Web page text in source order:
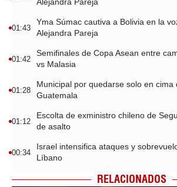
Alejandra Pareja
01:43
Yma Súmac cautiva a Bolivia en la
Alejandra Pareja
01:42
Semifinales de Copa Asean entre
vs Malasia
01:28
Municipal por quedarse solo en cima
Guatemala
01:12
Escolta de exministro chileno de
de asalto
00:34
Israel intensifica ataques y
Líbano
RELACIONADOS